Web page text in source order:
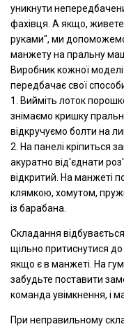
уникнути
фахівця. А якщо,
руками", ми
манжету на пральну
Виробник кожної
передбачає свої
1. Вийміть лоток
знімаємо кришку
відкручуємо болти на
2. На панелі кріпиться
акуратно від'єднати
відкритий. На манжеті
клямкою, хомутом,
із барабана.
Складання
щільно притиснутися до
якщо є в манжеті. На
забудьте поставити
команда увімкнення, і
При неправильному